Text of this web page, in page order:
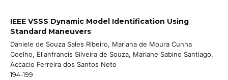
IEEE VSSS Dynamic Model Identification Using
Standard Maneuvers
Daniele de Souza Sales Ribeiro, Mariana de Moura Cunha
Coelho, Elianfrancis Silveira de Souza, Mariane Sabino Santiago,
Accacio Ferreira dos Santos Neto
194-199